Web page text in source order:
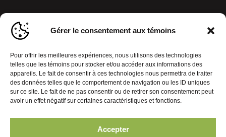
Gérer le consentement aux témoins
Pour offrir les meilleures expériences, nous utilisons des technologies
telles que les témoins pour stocker et/ou accéder aux informations des
appareils. Le fait de consentir à ces technologies nous permettra de traiter
des données telles que le comportement de navigation ou les ID uniques
sur ce site. Le fait de ne pas consentir ou de retirer son consentement peut
avoir un effet négatif sur certaines caractéristiques et fonctions.
Accepter